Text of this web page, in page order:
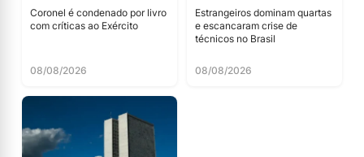
Coronel é condenado por livro
com críticas ao Exército
08/08/2026
Estrangeiros dominam quartas
e escancaram crise de
técnicos no Brasil
08/08/2026